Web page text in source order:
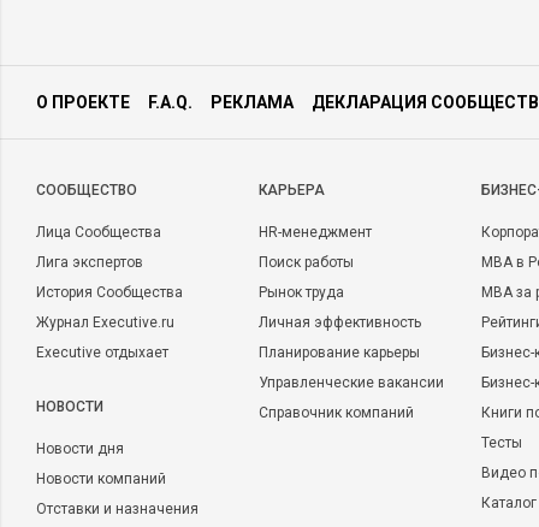
О ПРОЕКТЕ F.A.Q. РЕКЛАМА ДЕКЛАРАЦИЯ
CООБЩЕСТВО
Лица Сообщества
Лига экспертов
История Сообщества
Журнал Executive.ru
Executive отдыхает
НОВОСТИ
Новости дня
Новости компаний
Отставки и назначения
КАРЬЕРА
HR-менеджмент
Поиск работы
Рынок труда
Личная эффективность
Планирование карьеры
Управленческие вакансии
Справочник компаний
MBA в
MBA
Бизнес-
Книги
Тесты
Видео